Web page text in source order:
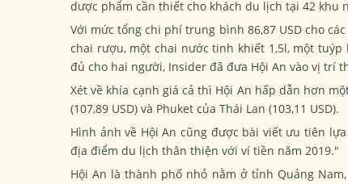
dược phẩm cần thiết cho khách du lịch tại 42
Với mức tổng chi phí trung bình 86,87 USD cho
chai rượu, một chai nước tinh khiết 1,5l, một
đủ cho hai người, Insider đã đưa Hội An vào vị trí
Xét về khía cạnh giá cả thì Hội An hấp dẫn hơn
(107,89 USD) và Phuket của Thái Lan (103,11 USD).
Hình ảnh về Hội An cũng được bài viết ưu tiên
địa điểm du lịch thân thiện với ví tiền năm 2019."
Hội An là thành phố nhỏ nằm ở tỉnh Quảng